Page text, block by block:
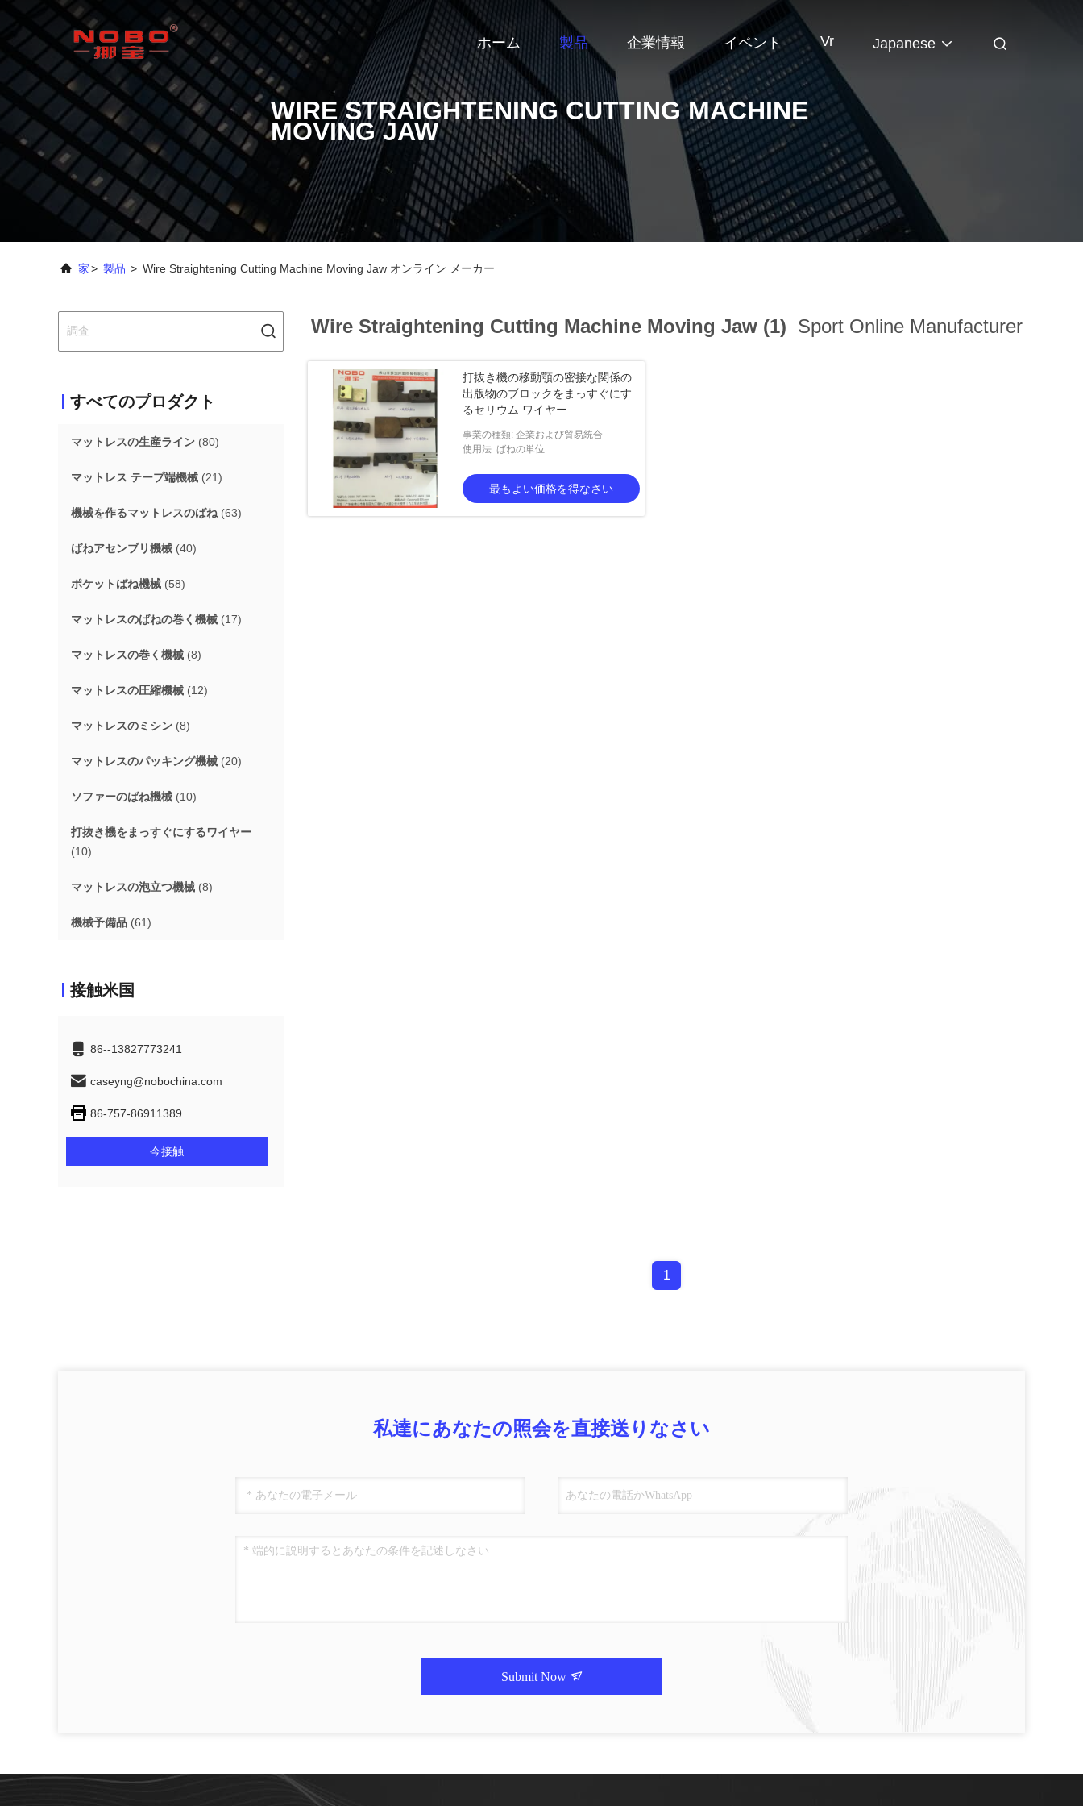
ホーム 製品 企業情報 イベント Vr Japanese
WIRE STRAIGHTENING CUTTING MACHINE
MOVING JAW
家> 製品 > Wire Straightening Cutting Machine Moving Jaw オンライン メーカー
すべてのプロダクト
マットレスの生産ライン (80)
マットレス テープ端機械 (21)
機械を作るマットレスのばね (63)
ばねアセンブリ機械 (40)
ポケットばね機械 (58)
マットレスのばねの巻く機械 (17)
マットレスの巻く機械 (8)
マットレスの圧縮機械 (12)
マットレスのミシン (8)
マットレスのパッキング機械 (20)
ソファーのばね機械 (10)
打抜き機をまっすぐにするワイヤー
(10)
マットレスの泡立つ機械 (8)
機械予備品 (61)
接触米国
86--13827773241
caseyng@nobochina.com
86-757-86911389
今接触
Wire Straightening Cutting Machine Moving Jaw (1) Sport Online Manufacturer
打抜き機の移動顎の密接な関係の
出版物のブロックをまっすぐにす
るセリウム ワイヤー
事業の種類: 企業および貿易統合
使用法: ばねの単位
最もよい価格を得なさい
1
私達にあなたの照会を直接送りなさい
Submit Now